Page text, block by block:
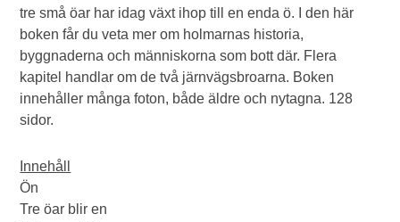
tre små öar har idag växt ihop till en enda ö. I den här
boken får du veta mer om holmarnas historia,
byggnaderna och människorna som bott där. Flera
kapitel handlar om de två järnvägsbroarna. Boken
innehåller många foton, både äldre och nytagna. 128
sidor.
Innehåll
Ön
Tre öar blir en